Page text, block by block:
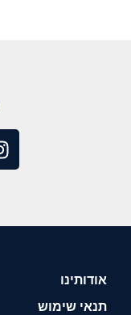
אודותינו
תנאי שימוש